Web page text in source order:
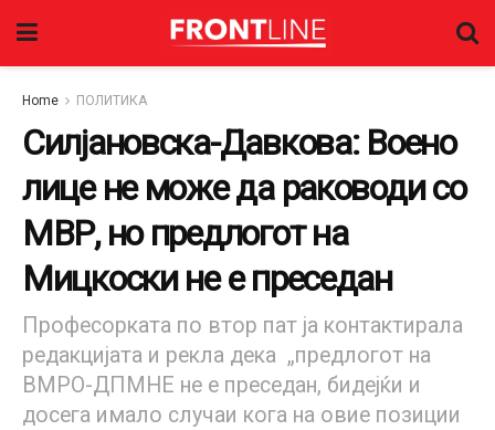
Home ПОЛИТИКА
Силјановска-Давкова: Воено
лице не може да раководи со
МВР, но предлогот на
Мицкоски не е преседан
Професорката по втор пат ја контактирала
редакцијата и рекла дека „предлогот на
ВМРО-ДПМНЕ не е преседан, бидејќи и
досега имало случаи кога на овие позиции